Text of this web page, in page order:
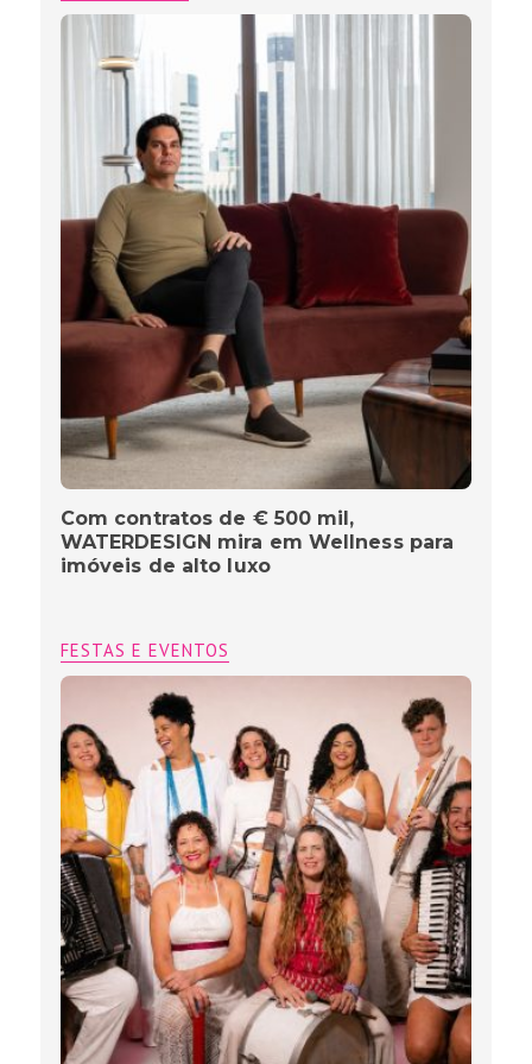
Com contratos de € 500 mil,
WATERDESIGN mira em Wellness para
imóveis de alto luxo
FESTAS E EVENTOS